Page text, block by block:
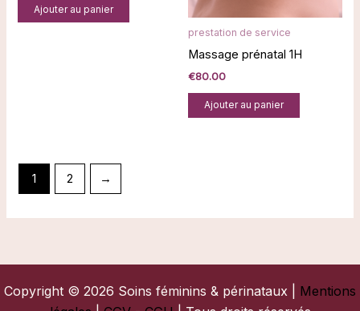
Ajouter au panier
prestation de service
Massage prénatal 1H
€80.00
Ajouter au panier
1 2 →
Copyright © 2026 Soins féminins & périnataux | Mentions